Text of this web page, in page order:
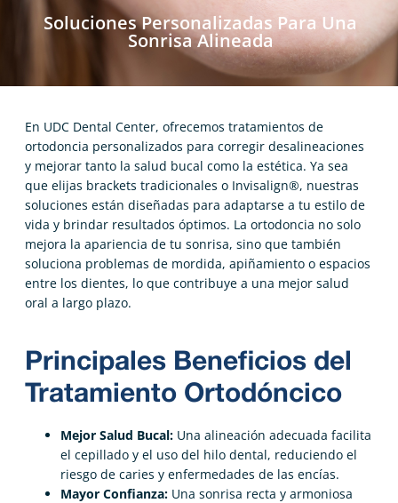
Soluciones Personalizadas Para Una
Sonrisa Alineada
En UDC Dental Center, ofrecemos tratamientos de
ortodoncia personalizados para corregir desalineaciones
y mejorar tanto la salud bucal como la estética. Ya sea
que elijas brackets tradicionales o Invisalign®, nuestras
soluciones están diseñadas para adaptarse a tu estilo de
vida y brindar resultados óptimos. La ortodoncia no solo
mejora la apariencia de tu sonrisa, sino que también
soluciona problemas de mordida, apiñamiento o espacios
entre los dientes, lo que contribuye a una mejor salud
oral a largo plazo.
Principales Beneficios del
Tratamiento Ortodóncico
Mejor Salud Bucal: Una alineación adecuada facilita
el cepillado y el uso del hilo dental, reduciendo el
riesgo de caries y enfermedades de las encías.
Mayor Confianza: Una sonrisa recta y armoniosa